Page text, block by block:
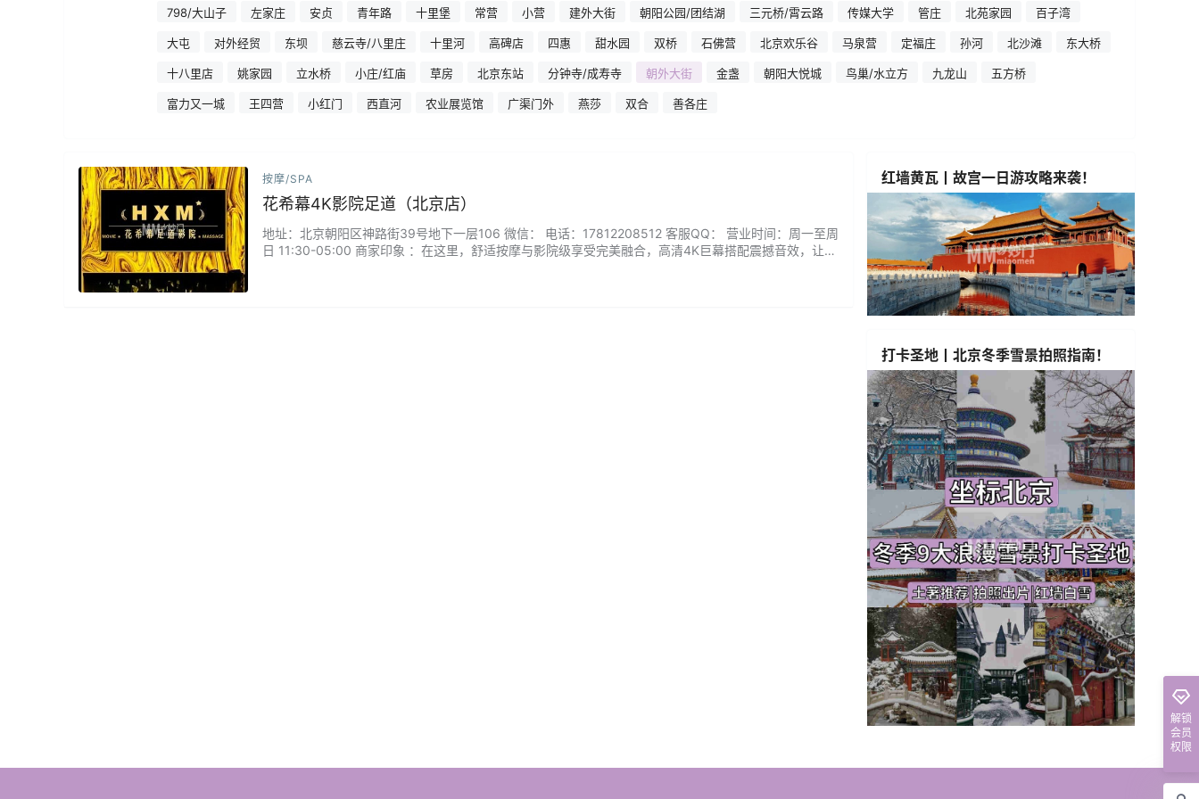
798/大山子 左家庄 安贞 青年路 十里堡 常营 小营 建外大街 朝阳公园/团结湖 三元桥/霄云路 传媒大学 管庄 北苑家园 百子湾
大屯 对外经贸 东坝 慈云寺/八里庄 十里河 高碑店 四惠 甜水园 双桥 石佛营 北京欢乐谷 马泉营 定福庄 孙河 北沙滩 东大桥
十八里店 姚家园 立水桥 小庄/红庙 草房 北京东站 分钟寺/成寿寺 朝外大街 金盏 朝阳大悦城 鸟巢/水立方 九龙山 五方桥
富力又一城 王四营 小红门 西直河 农业展览馆 广渠门外 燕莎 双合 善各庄
按摩/SPA
花希幕4K影院足道（北京店）
地址：北京朝阳区神路街39号地下一层106 微信： 电话：17812208512 客服QQ： 营业时间：周一至周
日 11:30-05:00 商家印象 ：在这里，舒适按摩与影院级享受完美融合，高清4K巨幕搭配震撼音效，让您
红墙黄瓦丨故宫一日游攻略来袭！
打卡圣地丨北京冬季雪景拍照指南！
解锁
会员
权限